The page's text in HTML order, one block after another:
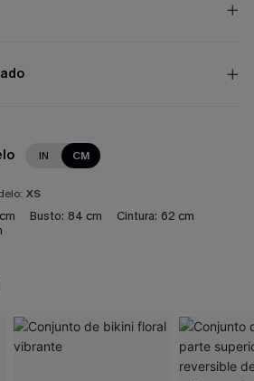
IN CM
XS
Busto: 84 cm Cintura: 62 cm